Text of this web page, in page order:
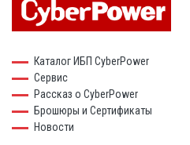
Каталог ИБП CyberPower
Сервис
Рассказ о CyberPower
Брошюры и Сертификаты
Новости